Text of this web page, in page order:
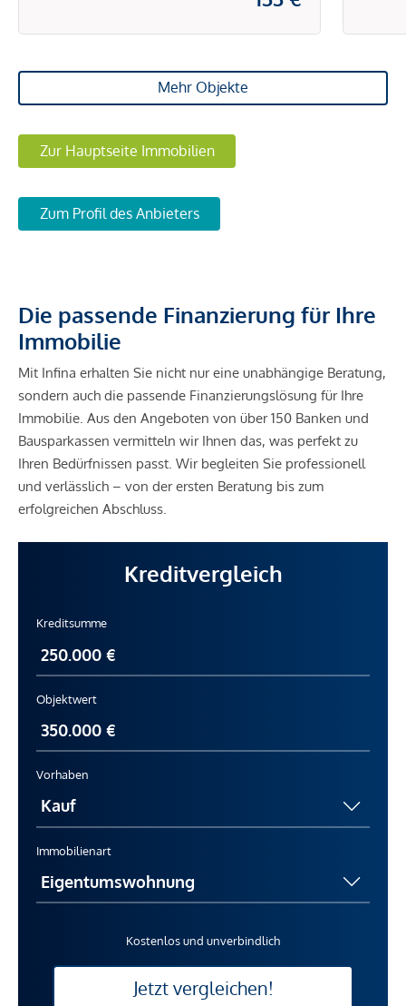
Mehr Objekte
Zur Hauptseite Immobilien
Zum Profil des Anbieters
Die passende Finanzierung für Ihre
Immobilie
Mit Infina erhalten Sie nicht nur eine unabhängige Beratung,
sondern auch die passende Finanzierungslösung für Ihre
Immobilie. Aus den Angeboten von über 150 Banken und
Bausparkassen vermitteln wir Ihnen das, was perfekt zu
Ihren Bedürfnissen passt. Wir begleiten Sie professionell
und verlässlich – von der ersten Beratung bis zum
erfolgreichen Abschluss.
Kreditvergleich
Kreditsumme
Objektwert
Vorhaben
Immobilienart
Kostenlos und unverbindlich
Jetzt vergleichen!